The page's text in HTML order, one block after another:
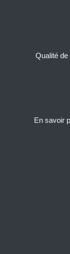
En savoir
Qualité